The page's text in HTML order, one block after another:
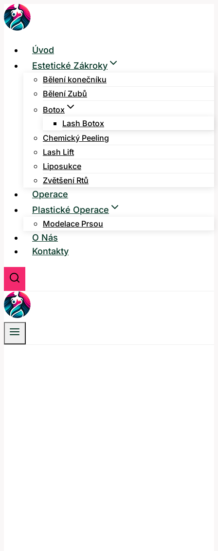
Přeskočit
na
Úvod
Estetické Zákroky
Bělení konečníku
Bělení Zubů
Botox
Lash Botox
Chemický Peeling
Lash Lift
Liposukce
Zvětšení Rtů
Operace
Plastické Operace
Modelace Prsou
O Nás
Kontakty